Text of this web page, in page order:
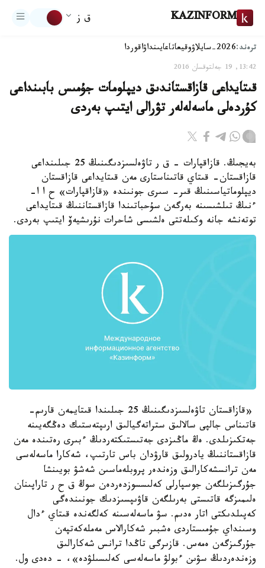
KAZINFORM ق ز
ترەند:2026-سايلاۋ وقيعاتاعايىنداۋاقوردا
13:42, 19 جەلتوقسان 2016
قىتايداعى قازاقستاندىق ديپلومات جۇمىس بابىنداعى
كۇردەلى ماسەلەلەر تۋرالى ايتىپ بەردى
بەيجىڭ. قازاقپارات - ق ر تاۋەلسىزدىگىنىڭ 25 جىلىنداعى
قازاقستان- قىتاي قاتىناستارى مەن قىتايداعى قازاقستان
ديپلوماتياسىنىڭ قىر- سىرى جونىندە «قازاقپارات» ح ا ا-
ءنىڭ تىلشىسىنە بەرگەن سۇحباتىندا قازاقستاننىڭ قىتايداعى
توتەنشە جانە وكىلەتتى ەلشىسى شاحرات نۇرىشيەۆ ايتىپ بەردى.
«قازاقستان تاۋەلسىزدىگىنىڭ 25 جىلىندا قىتايمەن قارىم-
قاتىناس جالپى سالالىق ستراتەگيالىق ارىپتەستىك دەڭگەيىنە
جەتكىزىلدى. ەڭ ماڭىزدى جەتىستىكتەردىڭ ءبىرى رەتىندە مەن
قازاقستاننىڭ يادرولىق قارۋدان باس تارتىپ، شەكارا ماسەلەسى
مەن ترانسشەكارالىق وزەندەر پروبلەماسىن شەشۋ بويىنشا
جۇرگىزىلگەن جوسپارلى كەلىسسوزدەردەن سوڭ ق ح ر تاراپىنان
ەلىمىزگە قاتىستى بەرىلگەن قاۋىپسىزدىك جونىندەگى
كەپىلدىكتى اتار ەدىم. سۋ ماسەلەسىنە كەلگەندە قىتاي ءدال
وسىنداي جۇمىستاردى ەشبىر شەكارالاس مەملەكەتپەن
جۇرگىزگەن ەمەس. قازىرگى تاڭدا ترانس شەكارالىق
وزەندەردىڭ سۋىن ءبولۋ ماسەلەسى كەلىسىلۋدە»، - دەدى ول.